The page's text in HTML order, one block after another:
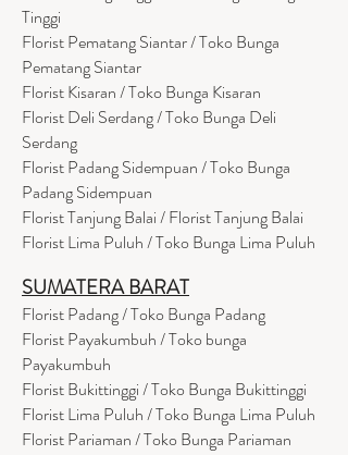
Tinggi
Florist Pematang Siantar / Toko Bunga
Pematang Siantar
Florist Kisaran / Toko Bunga Kisaran
Florist Deli Serdang / Toko Bunga Deli
Serdang
Florist Padang Sidempuan / Toko Bunga
Padang Sidempuan
Florist Tanjung Balai / Florist Tanjung Balai
Florist Lima Puluh / Toko Bunga Lima Puluh
SUMATERA BARAT
Florist Padang / Toko Bunga Padang
Florist Payakumbuh / Toko bunga
Payakumbuh
Florist Bukittinggi / Toko Bunga Bukittinggi
Florist Lima Puluh / Toko Bunga Lima Puluh
Florist Pariaman / Toko Bunga Pariaman